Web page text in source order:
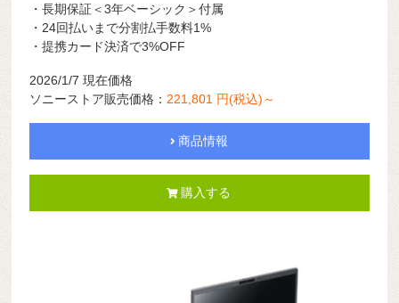
・長期保証＜3年ベーシック＞付属
・24回払いまで分割払手数料1%
・提携カード決済で3%OFF
2026/1/7 現在価格
ソニーストア販売価格： 221,801 円(税込)～
商品情報
購入する